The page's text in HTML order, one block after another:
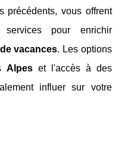
précédents, vous offrent
pour enrichir
vacances. Les options
Alpes et l'accès à des
influer sur votre